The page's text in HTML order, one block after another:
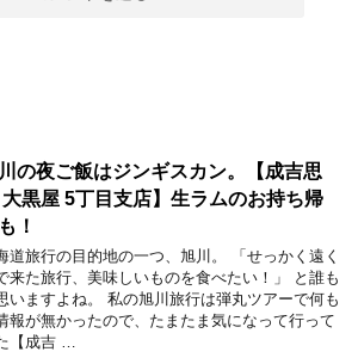
の夜ご飯はジンギスカン。【成吉思
黒屋 5丁目支店】生ラムのお持ち帰
！
道旅行の目的地の一つ、旭川。 「せっかく遠く
来た旅行、美味しいものを食べたい！」 と誰も
いますよね。 私の旭川旅行は弾丸ツアーで何も
報が無かったので、たまたま気になって行って
【成吉 …